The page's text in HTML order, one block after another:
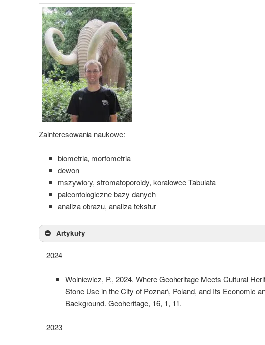
Zainteresowania naukowe:
biometria, morfometria
dewon
mszywioły, stromatoporoidy, koralowce Tabulata
paleontologiczne bazy danych
analiza obrazu, analiza tekstur
Artykuły
2024
Wolniewicz, P., 2024. Where Geoheritage Meets Cultural
Stone Use in the City of Poznań, Poland, and Its Economic
Background. Geoheritage, 16, 1, 11.
2023